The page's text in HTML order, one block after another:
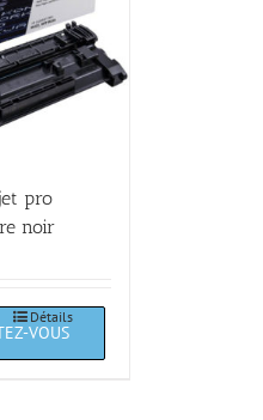
pro
noir
Détails